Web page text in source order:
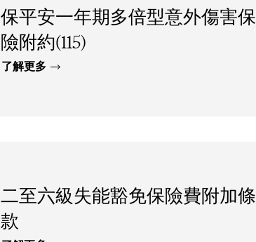
保平安一年期多倍型意外傷害保
險附約(115)
了解更多
二至六級失能豁免保險費附加條
款